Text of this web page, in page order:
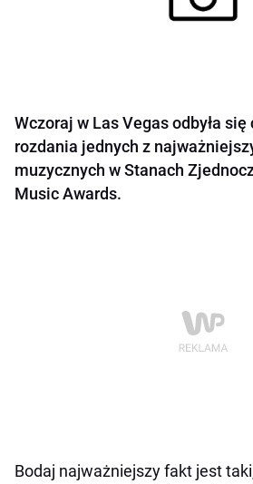
Wczoraj w Las Vegas odbyła
rozdania jednych z
muzycznych w Stanach
Music Awards.
Bodaj najważniejszy fakt jest